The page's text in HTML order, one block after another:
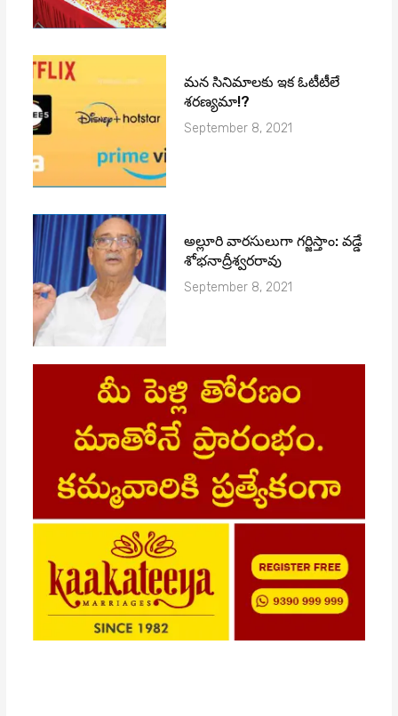
మ‌న సినిమాల‌కు ఇక ఓటీటీలే
శ‌ర‌ణ్య‌మా!?
September 8, 2021
అల్లూరి వారసులుగా గర్జిస్తాం: వడ్డే
శోభనాద్రీశ్వరరావు
September 8, 2021